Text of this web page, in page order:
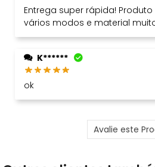
Entrega super rápida!
vários modos e material
K******
ok
Avalie este